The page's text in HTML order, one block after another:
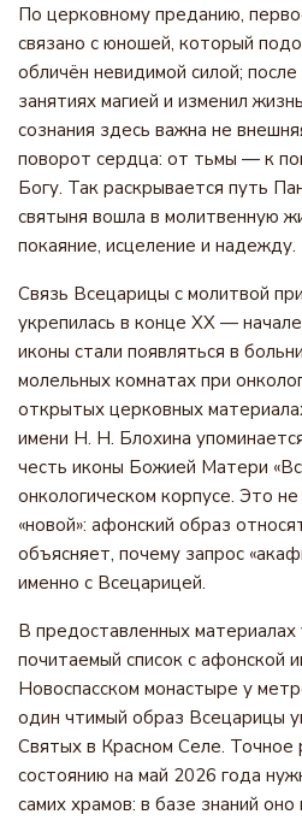
По церковному преданию,
связано с юношей, который
обличён невидимой силой;
занятиях магией и изменил
сознания здесь важна не
поворот сердца: от тьмы — к
Богу. Так раскрывается путь
святыня вошла в молитвенную
покаяние, исцеление и надежду.
Связь Всецарицы с молитвой
укрепилась в конце XX —
иконы стали появляться в
молельных комнатах при
открытых церковных
имени Н. Н. Блохина
честь иконы Божией Матери
онкологическом корпусе. Это
«новой»: афонский образ
объясняет, почему запрос
именно с Всецарицей.
В предоставленных
почитаемый список с афонской
Новоспасском монастыре у
один чтимый образ Всецарицы
Святых в Красном Селе. Точное
состоянию на май 2026 года
самих храмов: в базе знаний оно